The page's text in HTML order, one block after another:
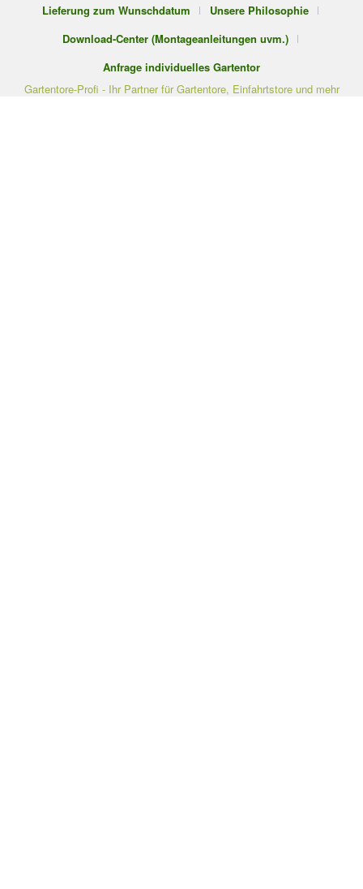
Lieferung zum Wunschdatum
Unsere Philosophie
Download-Center (Montageanleitungen uvm.)
Anfrage individuelles Gartentor
Gartentore-Profi - Ihr Partner für Gartentore, Einfahrtstore und mehr